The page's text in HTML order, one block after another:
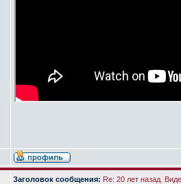
Заголовок сообщения: Re: 20 лет назад.